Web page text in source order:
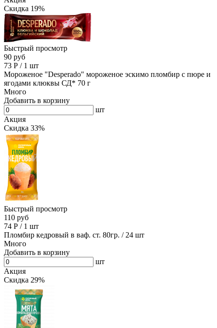
Скидка 19%
Быстрый просмотр
90 руб
73 Р / 1 шт
Мороженое "Desperado" мороженое эскимо пломбир с пюре и
ягодами клюквы СД* 70 г
Много
Добавить в корзину
шт
Акция
Скидка 33%
Быстрый просмотр
110 руб
74 Р / 1 шт
Пломбир кедровый в ваф. ст. 80гр. / 24 шт
Много
Добавить в корзину
шт
Акция
Скидка 29%